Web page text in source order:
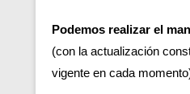
Podemos realizar el
(con la actualización
vigente en cada